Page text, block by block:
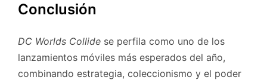
Conclusión
DC Worlds Collide se perfila como uno de los
lanzamientos móviles más esperados del año,
combinando estrategia, coleccionismo y el poder